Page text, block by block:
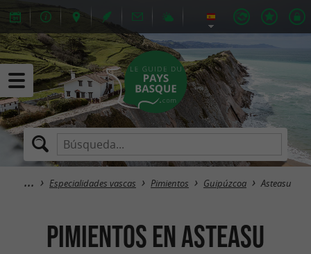
Especialidades vascas Pimientos Guipúzcoa Asteasu
Pimientos en Asteasu